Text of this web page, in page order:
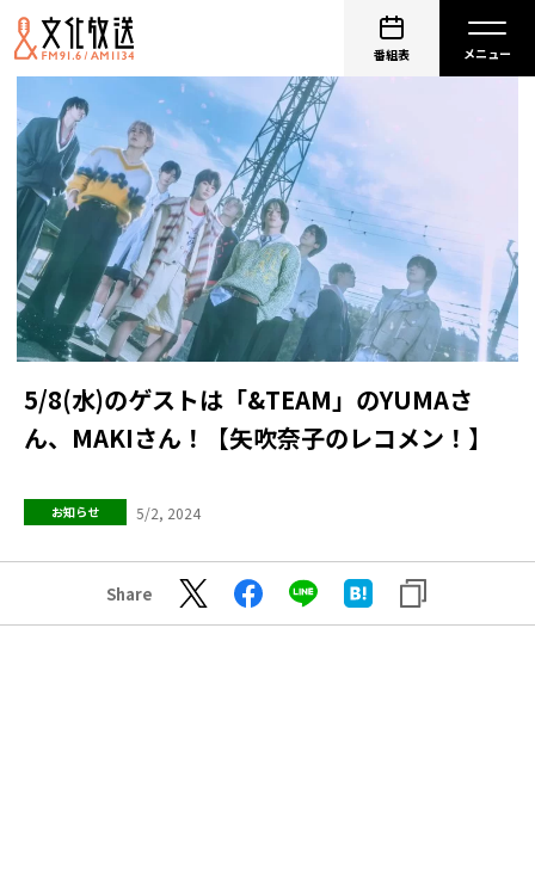
番組表
5/8(水)のゲストは「&TEAM」のYUMAさ
ん、MAKIさん！【矢吹奈子のレコメン！】
お知らせ 5/2, 2024
Share